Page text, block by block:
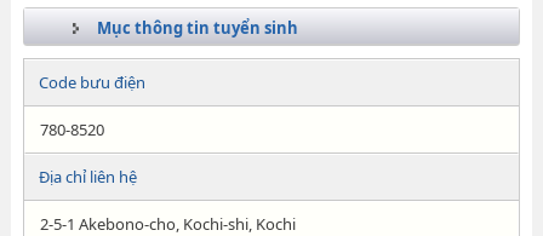
Mục thông tin tuyển sinh
Code bưu điện
780-8520
Địa chỉ liên hệ
2-5-1 Akebono-cho, Kochi-shi, Kochi